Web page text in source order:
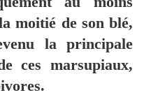
moitié de son blé,
la principale
ces marsupiaux,